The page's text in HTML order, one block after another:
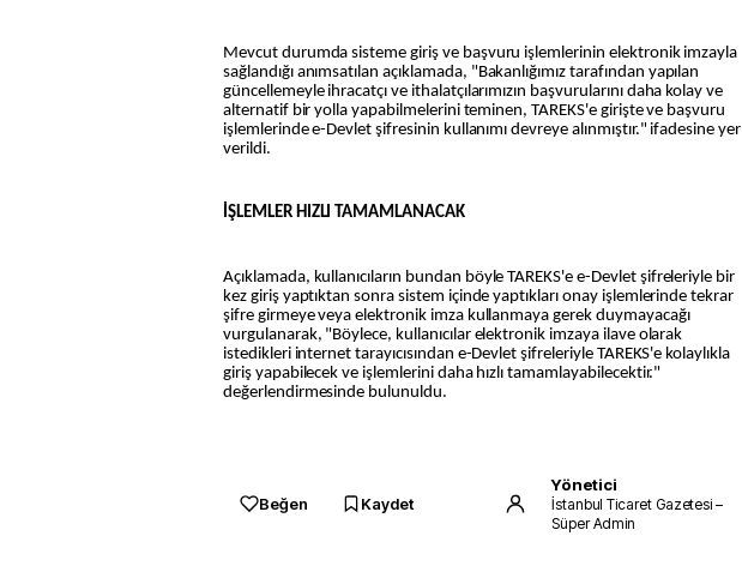
Mevcut durumda sisteme giriş ve başvuru işlemlerinin elektronik imzayla
sağlandığı anımsatılan açıklamada, "Bakanlığımız tarafından yapılan
güncellemeyle ihracatçı ve ithalatçılarımızın başvurularını daha kolay ve
alternatif bir yolla yapabilmelerini teminen, TAREKS'e girişte ve başvuru
işlemlerinde e-Devlet şifresinin kullanımı devreye alınmıştır." ifadesine yer
verildi.
İŞLEMLER HIZLI TAMAMLANACAK
Açıklamada, kullanıcıların bundan böyle TAREKS'e e-Devlet şifreleriyle bir
kez giriş yaptıktan sonra sistem içinde yaptıkları onay işlemlerinde tekrar
şifre girmeye veya elektronik imza kullanmaya gerek duymayacağı
vurgulanarak, "Böylece, kullanıcılar elektronik imzaya ilave olarak
istedikleri internet tarayıcısından e-Devlet şifreleriyle TAREKS'e kolaylıkla
giriş yapabilecek ve işlemlerini daha hızlı tamamlayabilecektir."
değerlendirmesinde bulunuldu.
Beğen Kaydet
Yönetici
İstanbul Ticaret Gazetesi –
Süper Admin